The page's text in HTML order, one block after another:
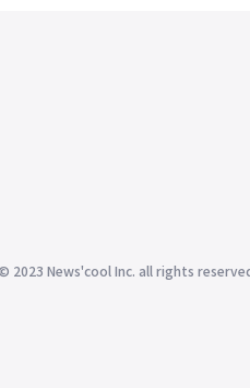
| © 2023 News'cool Inc. all rights